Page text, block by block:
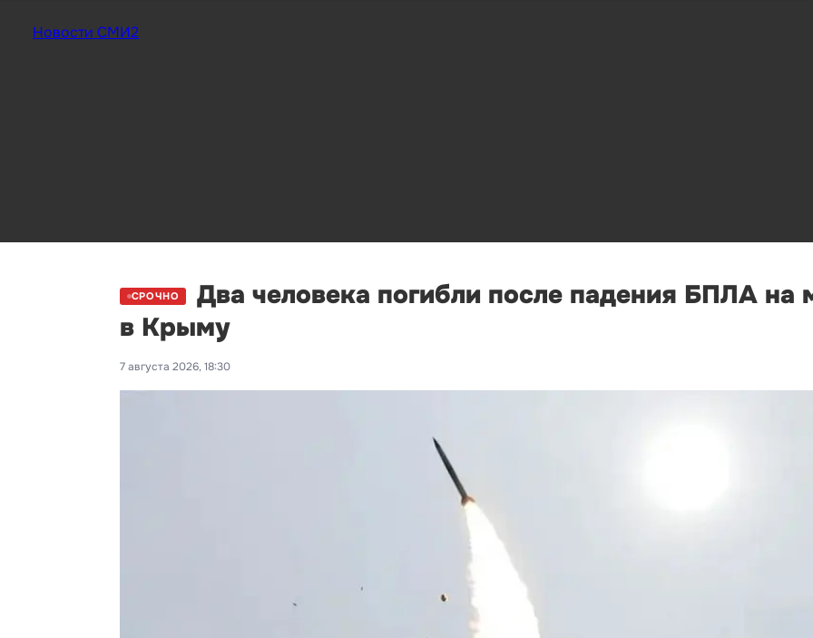
Новости СМИ2
СРОЧНО
Два человека погибли после падения БПЛА на
в Крыму
7 августа 2026, 18:30